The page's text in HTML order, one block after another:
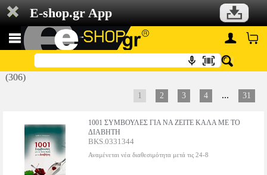
E-shop.gr App
(306)
1 2 3 4 ... 31
1001 ΣΥΜΒΟΥΛΕΣ ΓΙΑ ΝΑ ΖΕΙΤΕ ΚΑΛΑ ΜΕ ΤΟ
ΔΙΑΒΗΤΗ
BKS.0331344
Αναμένεται νέα διαθεσιμότητα μετά τις 24-8